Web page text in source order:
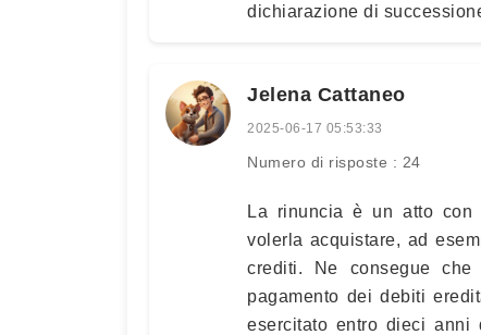
dichiarazione di
Jelena Cattaneo
2025-06-17 05:53:33
Numero di risposte : 24
La rinuncia è un atto con
volerla acquistare, ad
crediti. Ne consegue
pagamento dei debiti
esercitato entro dieci anni